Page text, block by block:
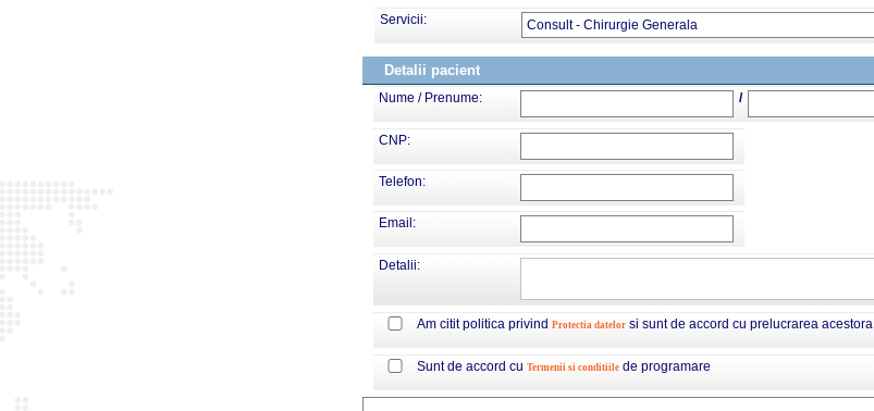
Servicii: Consult - Chirurgie Generala
Detalii pacient
Nume / Prenume: /
CNP:
Telefon:
Email:
Detalii:
Am citit politica privind Protectia datelor si sunt de accord cu prelucrarea acestora
Sunt de accord cu Termenii si conditiile de programare